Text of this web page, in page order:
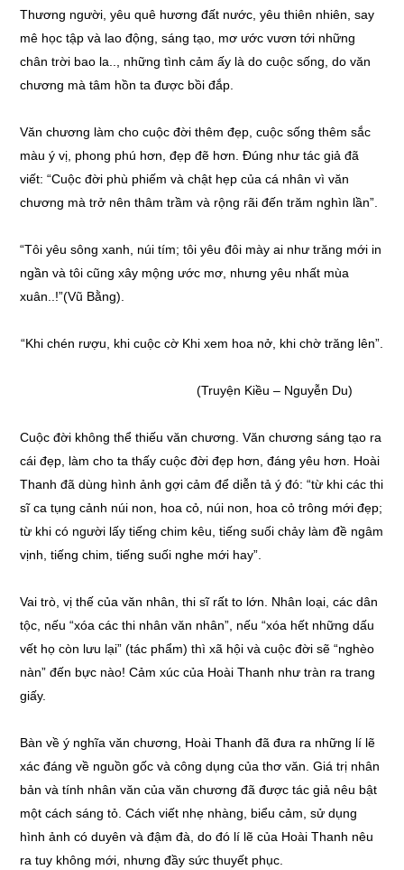
Thương người, yêu quê hương đất nước, yêu thiên nhiên, say
mê học tập và lao động, sáng tạo, mơ ước vươn tới những
chân trời bao la.., những tình cảm ấy là do cuộc sống, do văn
chương mà tâm hồn ta được bồi đắp.
Văn chương làm cho cuộc đời thêm đẹp, cuộc sống thêm sắc
màu ý vị, phong phú hơn, đẹp đẽ hơn. Đúng như tác giả đã
viết: “Cuộc đời phù phiếm và chật hẹp của cá nhân vì văn
chương mà trở nên thâm trầm và rộng rãi đến trăm nghìn lần”.
“Tôi yêu sông xanh, núi tím; tôi yêu đôi mày ai như trăng mới in
ngần và tôi cũng xây mộng ước mơ, nhưng yêu nhất mùa
xuân..!”(Vũ Bằng).
“Khi chén rượu, khi cuộc cờ Khi xem hoa nở, khi chờ trăng lên”.
(Truyện Kiều – Nguyễn Du)
Cuộc đời không thể thiếu văn chương. Văn chương sáng tạo ra
cái đẹp, làm cho ta thấy cuộc đời đẹp hơn, đáng yêu hơn. Hoài
Thanh đã dùng hình ảnh gợi cảm để diễn tả ý đó: “từ khi các thi
sĩ ca tụng cảnh núi non, hoa cỏ, núi non, hoa cỏ trông mới đẹp;
từ khi có người lấy tiếng chim kêu, tiếng suối chảy làm đề ngâm
vịnh, tiếng chim, tiếng suối nghe mới hay”.
Vai trò, vị thế của văn nhân, thi sĩ rất to lớn. Nhân loại, các dân
tộc, nếu “xóa các thi nhân văn nhân”, nếu “xóa hết những dấu
vết họ còn lưu lại” (tác phẩm) thì xã hội và cuộc đời sẽ “nghèo
nàn” đến bực nào! Cảm xúc của Hoài Thanh như tràn ra trang
giấy.
Bàn về ý nghĩa văn chương, Hoài Thanh đã đưa ra những lí lẽ
xác đáng về nguồn gốc và công dụng của thơ văn. Giá trị nhân
bản và tính nhân văn của văn chương đã được tác giả nêu bật
một cách sáng tỏ. Cách viết nhẹ nhàng, biểu cảm, sử dụng
hình ảnh có duyên và đậm đà, do đó lí lẽ của Hoài Thanh nêu
ra tuy không mới, nhưng đầy sức thuyết phục.